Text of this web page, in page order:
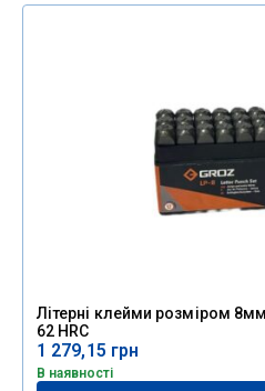
Літерні клейми розміром
62 HRC
1 279,15 грн
В наявності